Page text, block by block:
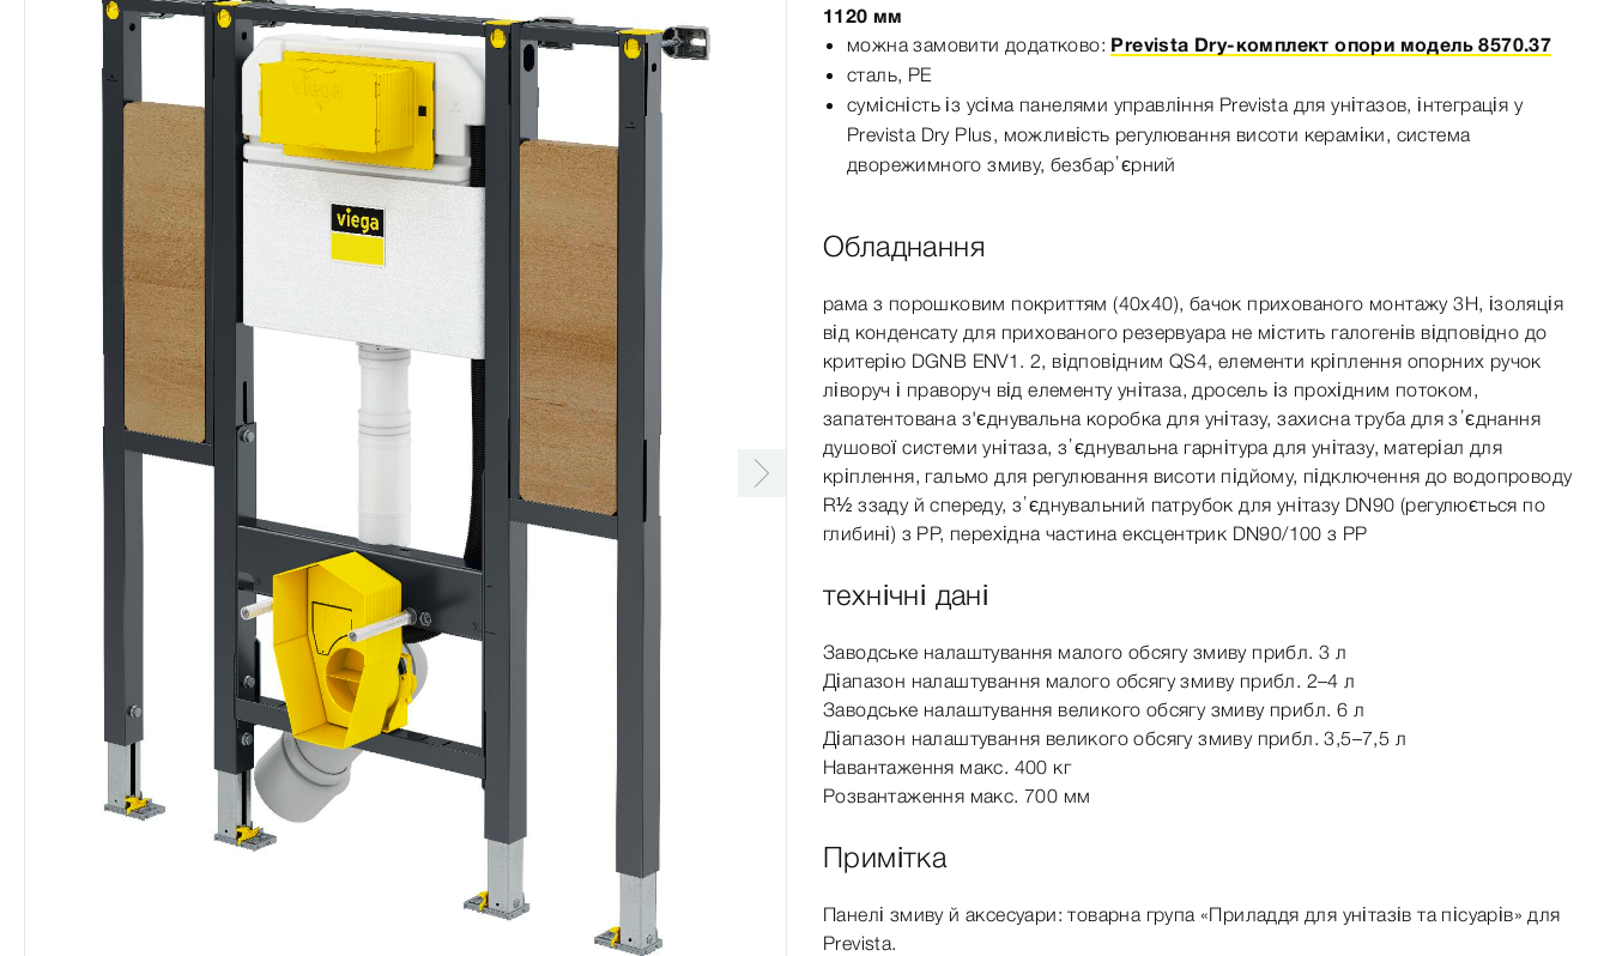
1120 мм
можна замовити додатково: Prevista Dry-комплект опори модель 8570.37
сталь, PE
сумісність із усіма панелями управління Previstaдля унітазов, інтеграція у
Prevista DryPlus, можливість регулювання висоти кераміки, система
дворежимного змиву, безбар’єрний
Обладнання
рама з порошковим покриттям(40x40), бачок прихованого монтажу 3H, ізоляція
від конденсату для прихованого резервуара не містить галогенів відповідно до
критерію DGNB ENV1. 2, відповідним QS4, елементи кріплення опорних ручок
ліворуч і праворуч від елементу унітаза, дросель із прохідним потоком,
запатентована з'єднувальна коробка для унітазу, захисна труба для з’єднання
душової системи унітаза, з’єднувальна гарнітура для унітазу, матеріал для
кріплення, гальмо для регулювання висоти підйому, підключення до водопроводу
R½ ззаду й спереду, з’єднувальний патрубок для унітазу DN90 (регулюється по
глибині) з PP, перехідна частина ексцентрик DN90/100 з PP
технічні дані
Заводське налаштування малого обсягу змиву прибл. 3 л
Діапазон налаштування малого обсягу змиву прибл. 2–4 л
Заводське налаштування великого обсягу змиву прибл. 6 л
Діапазон налаштування великого обсягу змиву прибл. 3,5–7,5 л
Навантаження макс. 400 кг
Розвантаження макс. 700 мм
Примітка
Панелі змиву й аксесуари: товарна група «Приладдя для унітазів та пісуарів» для
Prevista.